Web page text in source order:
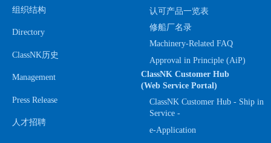
组织结构
Directory
ClassNK历史
Management
Press Release
人才招聘
认可产品一览表
修船厂名录
Machinery-Related FAQ
Approval in Principle (AiP)
ClassNK Customer Hub
(Web Service Portal)
ClassNK Customer Hub - Ship in
Service -
e-Application